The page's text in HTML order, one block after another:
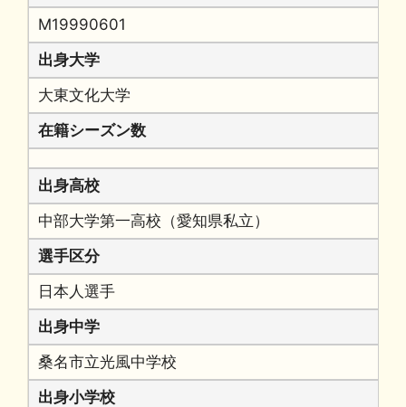
M19990601
出身大学
大東文化大学
在籍シーズン数
出身高校
中部大学第一高校（愛知県私立）
選手区分
日本人選手
出身中学
桑名市立光風中学校
出身小学校